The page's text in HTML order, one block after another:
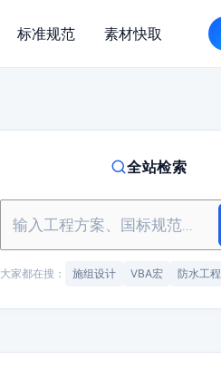
标准规范 素材快取
全站检索
大家都在搜： 施组设计 VBA宏 防水工程